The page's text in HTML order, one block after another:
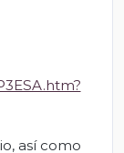
así como